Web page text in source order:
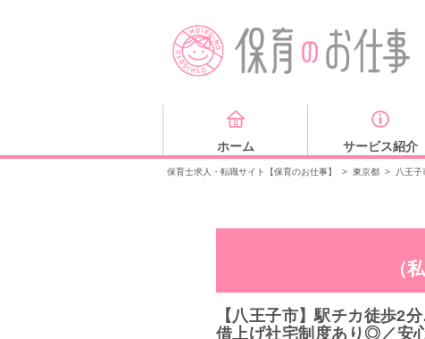
ホーム サービス紹介
保育士求人・転職サイト【保育のお仕事】 > 東京都 > 八王子
（
【八王子市】駅チカ徒歩2
借上げ社宅制度あり◎／安